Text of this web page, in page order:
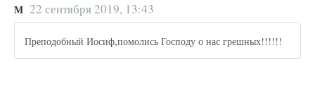
М 22 сентября 2019, 13:43
Преподобный Иосиф,помолись Господу о нас грешных!!!!!!